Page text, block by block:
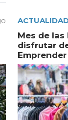
Mes de
disfrutar
Emprender